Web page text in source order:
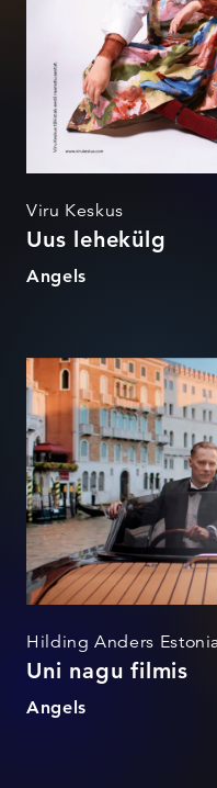
Viru Keskus
Uus lehekülg
Angels
Uni
Hilding Anders Estonia
Uni nagu filmis
Angels